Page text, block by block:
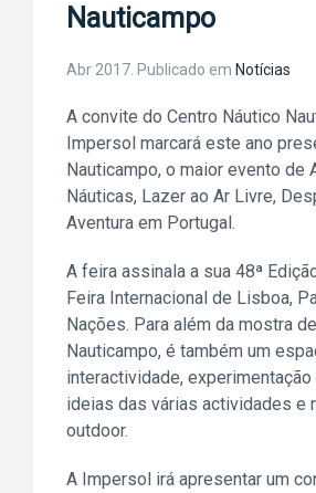
Nauticampo
Abr 2017 . Publicado em Notícias
A convite do Centro Náutico
Impersol marcará este ano
Nauticampo, o maior evento de
Náuticas, Lazer ao Ar Livre,
Aventura em Portugal.
A feira assinala a sua 48ª
Feira Internacional de Lisboa,
Nações. Para além da mostra
Nauticampo, é também um
interactividade,
ideias das várias actividades e
outdoor.
A Impersol irá apresentar um